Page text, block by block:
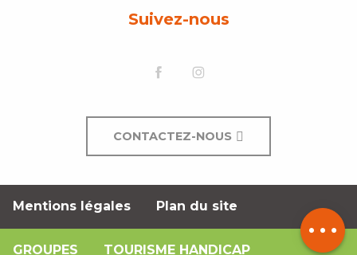
Tarifs
Suivez-nous
CONTACTEZ-NOUS
Mentions légales Plan du site
GROUPES TOURISME HANDICAP